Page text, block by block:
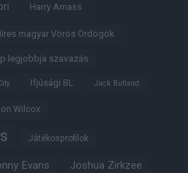
Harry Amass
magyar Vörös Ördögök
legjobbja szavazás
Ifjúsági BL Jack Butland
Wilcox
Játékosprofilok
Evans Joshua Zirkzee